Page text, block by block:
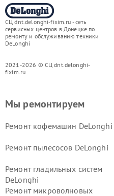
СЦ dnt.delonghi-fixim.ru - сеть
сервисных центров в Донецке по
ремонту и обслуживанию техники
DeLonghi
2021-2026 © СЦ dnt.delonghi-
fixim.ru
Мы ремонтируем
Ремонт кофемашин DeLonghi
Ремонт пылесосов DeLonghi
Ремонт гладильных систем
DeLonghi
Ремонт микроволновых